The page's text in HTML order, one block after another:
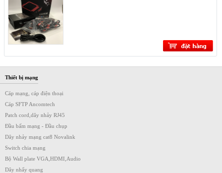
Thiết bị mạng
Cáp mạng, cáp điện thoại
Cáp SFTP Ancomtech
Patch cord,dây nhảy RJ45
Đầu bấm mạng - Đầu chụp
Dây nhảy mạng cat8 Novalink
Switch chia mạng
Bộ Wall plate VGA,HDMI,Audio
Dây nhẩy quang